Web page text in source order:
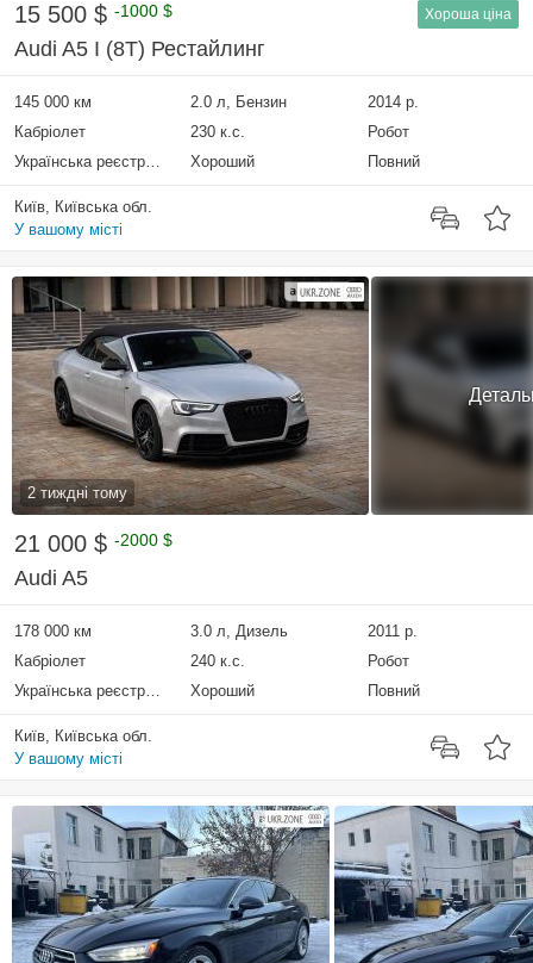
15 500 $ -1000 $ Хороша ціна
Audi A5 I (8T) Рестайлинг
145 000 км 2.0 л, Бензин
2014 р.
Кабріолет
230 к.с.
Робот
Українська реєстрація
Хороший Повний
Київ, Київська обл.
У вашому місті
2 тиждні тому
21 000 $ -2000 $
Audi A5
178 000 км 3.0 л, Дизель
2011 р.
Кабріолет
240 к.с.
Робот
Українська реєстрація
Хороший Повний
Київ, Київська обл.
У вашому місті